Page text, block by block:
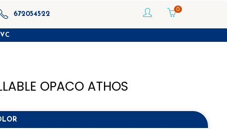
672054522
0
OPACO ATHOS